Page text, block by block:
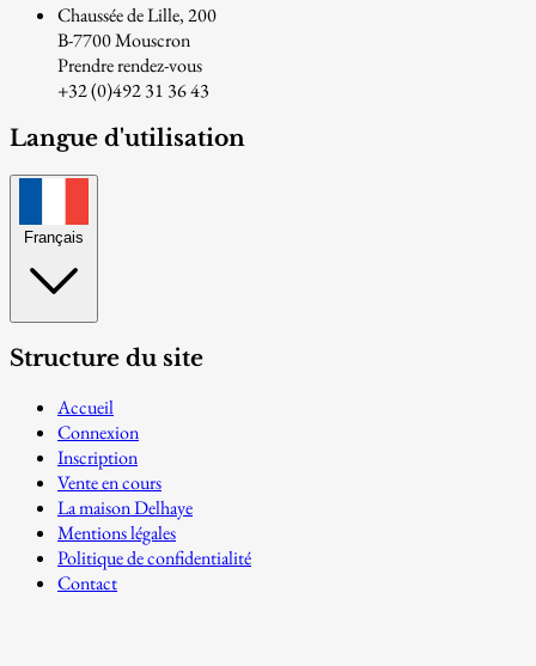
Chaussée de Lille, 200
B-7700 Mouscron
Prendre rendez-vous
+32 (0)492 31 36 43
Langue d'utilisation
Français
Structure du site
Accueil
Connexion
Inscription
Vente en cours
La maison Delhaye
Mentions légales
Politique de confidentialité
Contact